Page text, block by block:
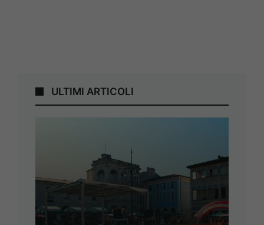
ULTIMI ARTICOLI